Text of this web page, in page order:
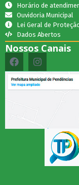
Horário de
Ouvidoria Municipal
Lei Geral de
Dados Abertos
Nossos Canais